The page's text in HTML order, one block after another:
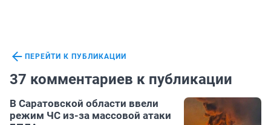
ПЕРЕЙТИ К ПУБЛИКАЦИИ
37 комментариев к публикации
В Саратовской области ввели
режим ЧС из-за массовой атаки